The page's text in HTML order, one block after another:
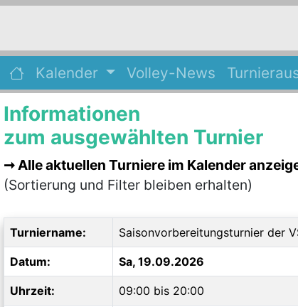
Kalender Volley-News
Informationen
zum ausgewählten Turnier
Alle aktuellen Turniere im Kalender
(Sortierung und Filter bleiben erhalten)
Turniername: Saisonvorbereitungsturnier der
Datum: Sa, 19.09.2026
Uhrzeit: 09:00 bis 20:00